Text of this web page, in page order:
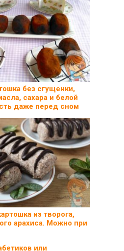
без сгущенки,
сахара и белой
даже перед сном
из творога,
арахиса. Можно при